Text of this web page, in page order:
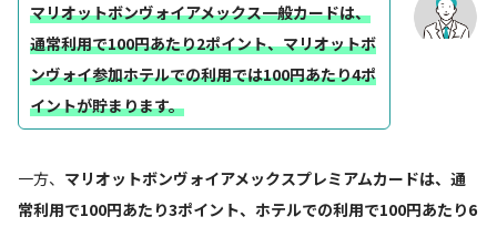
マリオットボンヴォイアメックス一般カードは、
通常利用で100円あたり2ポイント、マリオットボ
ンヴォイ参加ホテルでの利用では100円あたり4ポ
イントが貯まります。
一方、 マリオットボンヴォイアメックスプレミアムカードは、通
常利用で100円あたり3ポイント、ホテルでの利用で100円あたり6